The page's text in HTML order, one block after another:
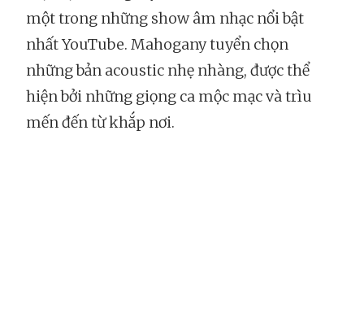
một trong những show âm nhạc nổi bật
nhất YouTube. Mahogany tuyển chọn
những bản acoustic nhẹ nhàng, được thể
hiện bởi những giọng ca mộc mạc và trìu
mến đến từ khắp nơi.